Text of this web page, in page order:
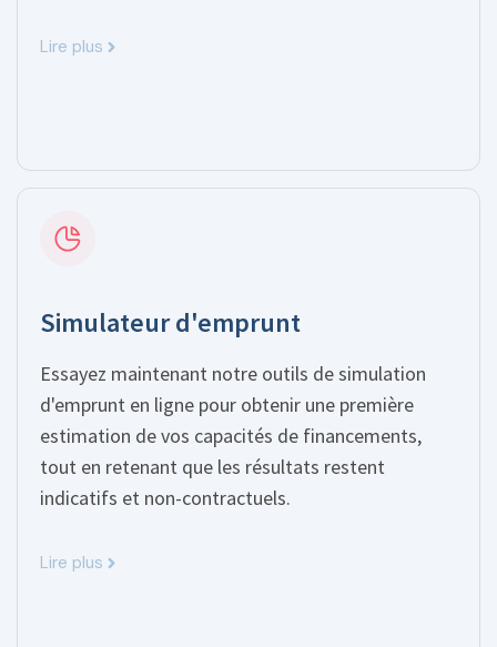
Lire plus
Simulateur d'emprunt
Essayez maintenant notre outils de simulation
d'emprunt en ligne pour obtenir une première
estimation de vos capacités de financements,
tout en retenant que les résultats restent
indicatifs et non-contractuels.
Lire plus